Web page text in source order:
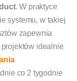
. W praktyce
systemu, w takiej
zapewnia
idealnie
co 2 tygodnie